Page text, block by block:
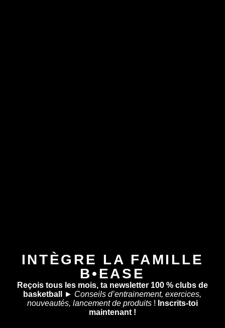
INTÈGRE LA FAMILLE
B•EASE
Reçois tous les mois, ta newsletter 100 % clubs de
basketball
► Conseils d’entrainement, exercices,
nouveautés, lancement de produits! Inscrits-toi
maintenant !